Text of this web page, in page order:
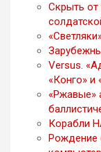
Скрыть от
Versus.
«Конго» и
«Ржавые»
Корабли
Рождение